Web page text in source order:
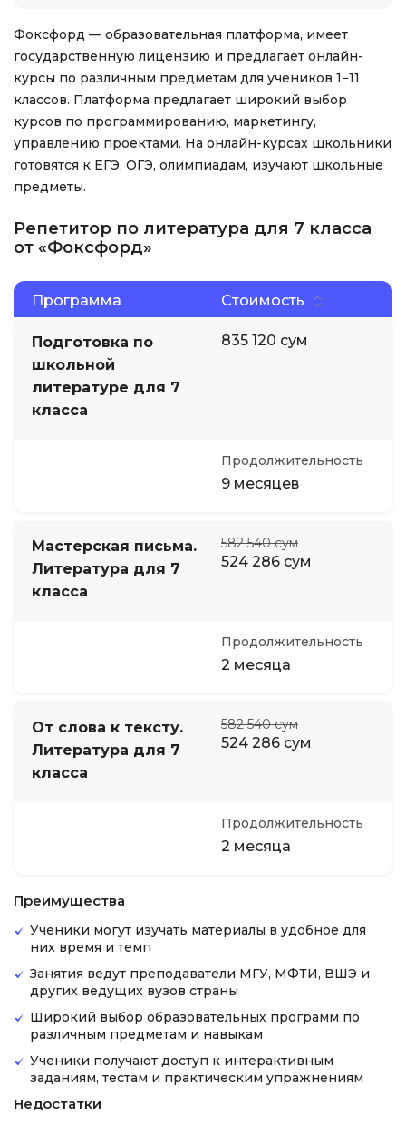
Фоксфорд — образовательная платформа, имеет
государственную лицензию и предлагает онлайн-
курсы по различным предметам для учеников 1−11
классов. Платформа предлагает широкий выбор
курсов по программированию, маркетингу,
управлению проектами. На онлайн-курсах школьники
готовятся к ЕГЭ, ОГЭ, олимпиадам, изучают школьные
предметы.
Репетитор по литература для 7 класса
от «Фоксфорд»
Программа Стоимость
Подготовка по
школьной
литературе для 7
класса
835 120 сум
Продолжительность
9 месяцев
Мастерская письма.
Литература для 7
класса
582 540 сум
524 286 сум
Продолжительность
2 месяца
От слова к тексту.
Литература для 7
класса
582 540 сум
524 286 сум
Продолжительность
2 месяца
Преимущества
Ученики могут изучать материалы в удобное для
них время и темп
Занятия ведут преподаватели МГУ, МФТИ, ВШЭ и
других ведущих вузов страны
Широкий выбор образовательных программ по
различным предметам и навыкам
Ученики получают доступ к интерактивным
заданиям, тестам и практическим упражнениям
Недостатки